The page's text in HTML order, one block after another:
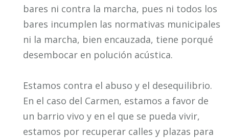
bares ni contra la marcha, pues ni todos los
bares incumplen las normativas municipales
ni la marcha, bien encauzada, tiene porqué
desembocar en polución acústica.
Estamos contra el abuso y el desequilibrio.
En el caso del Carmen, estamos a favor de
un barrio vivo y en el que se pueda vivir,
estamos por recuperar calles y plazas para